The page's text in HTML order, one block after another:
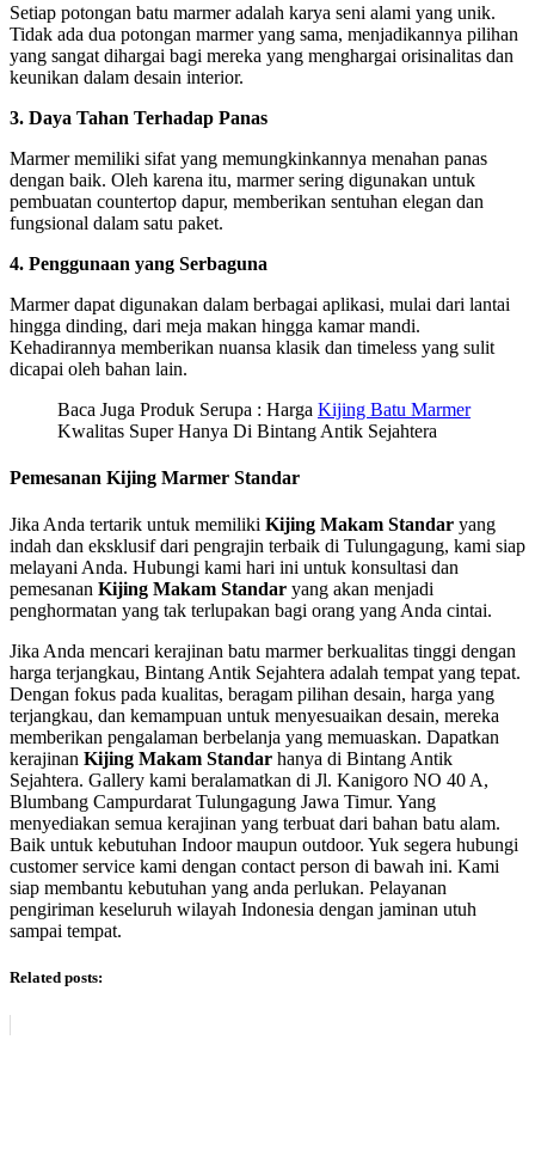
Setiap potongan batu marmer adalah karya seni alami yang unik.
Tidak ada dua potongan marmer yang sama, menjadikannya pilihan
yang sangat dihargai bagi mereka yang menghargai orisinalitas dan
keunikan dalam desain interior.
3. Daya Tahan Terhadap Panas
Marmer memiliki sifat yang memungkinkannya menahan panas
dengan baik. Oleh karena itu, marmer sering digunakan untuk
pembuatan countertop dapur, memberikan sentuhan elegan dan
fungsional dalam satu paket.
4. Penggunaan yang Serbaguna
Marmer dapat digunakan dalam berbagai aplikasi, mulai dari lantai
hingga dinding, dari meja makan hingga kamar mandi.
Kehadirannya memberikan nuansa klasik dan timeless yang sulit
dicapai oleh bahan lain.
Baca Juga Produk Serupa : Harga Kijing Batu Marmer
Kwalitas Super Hanya Di Bintang Antik Sejahtera
Pemesanan Kijing Marmer Standar
Jika Anda tertarik untuk memiliki Kijing Makam Standar yang
indah dan eksklusif dari pengrajin terbaik di Tulungagung, kami siap
melayani Anda. Hubungi kami hari ini untuk konsultasi dan
pemesanan Kijing Makam Standar yang akan menjadi
penghormatan yang tak terlupakan bagi orang yang Anda cintai.
Jika Anda mencari kerajinan batu marmer berkualitas tinggi dengan
harga terjangkau, Bintang Antik Sejahtera adalah tempat yang tepat.
Dengan fokus pada kualitas, beragam pilihan desain, harga yang
terjangkau, dan kemampuan untuk menyesuaikan desain, mereka
memberikan pengalaman berbelanja yang memuaskan. Dapatkan
kerajinan Kijing Makam Standar hanya di Bintang Antik
Sejahtera. Gallery kami beralamatkan di Jl. Kanigoro NO 40 A,
Blumbang Campurdarat Tulungagung Jawa Timur. Yang
menyediakan semua kerajinan yang terbuat dari bahan batu alam.
Baik untuk kebutuhan Indoor maupun outdoor. Yuk segera hubungi
customer service kami dengan contact person di bawah ini. Kami
siap membantu kebutuhan yang anda perlukan. Pelayanan
pengiriman keseluruh wilayah Indonesia dengan jaminan utuh
sampai tempat.
Related posts: